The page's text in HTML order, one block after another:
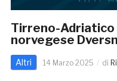
Tirreno-Adriatico
norvegese
Altri 14 Marzo 2025 di